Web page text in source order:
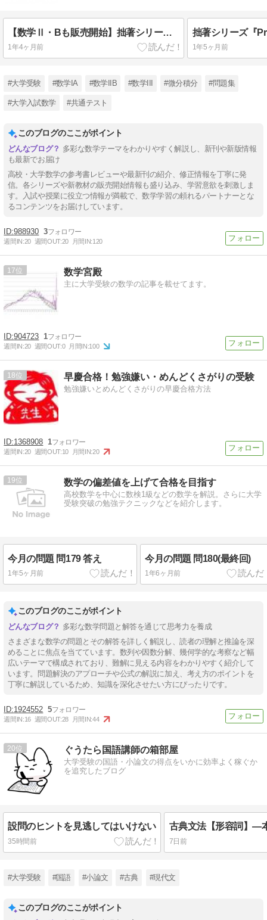
【数学Ⅱ・Bも販売開始】拙著シリーズ『Principle Piece』精選問題集
1年4ヶ月前 1年5ヶ月前
#大学受験 #数学IA #数学IIB #数学III #微分積分 #問題集
#大学入試数学 #共通テスト
このブログのここがポイント
多彩な数学テーマをわかりやすく解説し、新刊や新版情報
も最新でお届け
高校・大学数学の参考書レビューや最新刊の紹介、修正情報を丁寧に発
信。各シリーズや新教材の販売開始情報も盛り込み、学習意欲を刺激しま
す。入試や授業に役立つ情報が満載で、数学学習の頼れるパートナーとな
るコンテンツをお届けしています。
988930 3
週間IN:20 週間OUT:20 月間IN:120
17 数学宮殿
主に大学受験の数学の記事を載せてます。
904723 1
週間IN:20 週間OUT:0 月間IN:100
18 早慶合格！勉強嫌い・めんどくさがりの受験
勉強嫌いとめんどくさがりの早慶合格方法
1368908 1
週間IN:20 週間OUT:10 月間IN:20
19 数学の偏差値を上げて合格を目指す
高校数学を中心に数検1級などの数学を解説。さらに大学
受験突破の勉強テクニックなどを紹介します。
今月の問題 問179 答え
1年5ヶ月前
今月の問題 問180(最終回)
1年6ヶ月前
このブログのここがポイント
多彩な数学問題と解答を通じて思考力を養成
さまざまな数学の問題とその解答を詳しく解説し、読者の理解と推論を深
めることに焦点を当てています。数列や因数分解、幾何学的な考察など幅
広いテーマで構成されており、難解に見える内容をわかりやすく紹介して
います。問題解決のアプローチや公式の解説に加え、考え方のポイントを
丁寧に解説しているため、知識を深化させたい方にぴったりです。
1924552 5
週間IN:16 週間OUT:28 月間IN:44
20 ぐうたら国語講師の箱部屋
大学受験の国語・小論文の得点をいかに効率よく稼ぐか
を追究したブログ
設問のヒントを見逃してはいけない
35時間前 7日前
#大学受験 #国語 #小論文 #古典 #現代文
このブログのここがポイント